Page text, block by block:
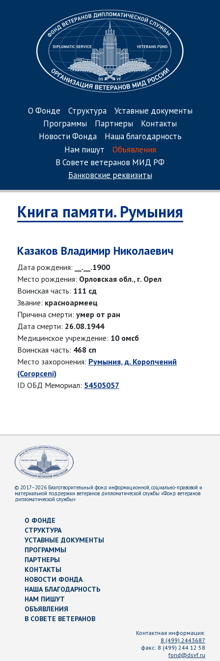
О Фонде Структура
Уставные документы
Программы
Партнеры
Контакты
Новости Фонда
Наша благодарность
Нам пишут
Объявления
В Совете ветеранов МИД РФ
Банковские реквизиты
Книга памяти. Румыния
Казаков Владимир Николаевич
Дата рождения:
__.__.1900
Место рождения: Орловская обл., г. Орел
Воинская часть: 111 сд
Звание: красноармеец
Причина смерти: умер от ран
Дата смерти: 26.08.1944
Медицинское учреждение: 10 омсб
Воинская часть: 468 сп
Место захоронения: Румыния, д. Коропчений
(Coropceni)
ID ОБД Мемориал: 54505057
© 2017–2026 Благотворительный фонд информационной, социально-правовой и
материальной поддержки ветеранов дипломатической службы «Фонд ветеранов
дипломатической службы»
О ФОНДЕ
СТРУКТУРА
УСТАВНЫЕ ДОКУМЕНТЫ
ПРОГРАММЫ
ПАРТНЕРЫ
КОНТАКТЫ
НОВОСТИ ФОНДА
НАША БЛАГОДАРНОСТЬ
НАМ ПИШУТ
ОБЪЯВЛЕНИЯ
В СОВЕТЕ ВЕТЕРАНОВ
Контактная информация:
8 (499) 2443687
факс: 8 (499) 244 12 58
fond@dsvf.ru